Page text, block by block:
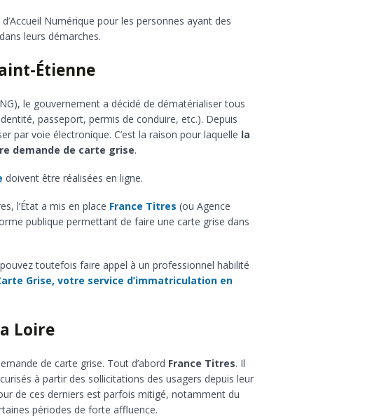
Numérique pour les personnes ayant des
leurs démarches.
Étienne
le gouvernement a décidé de dématérialiser tous
passeport, permis de conduire, etc.). Depuis
par voie électronique. C’est la raison pour laquelle la
demande de carte grise.
doivent être réalisées en ligne.
l’État a mis en place France Titres (ou Agence
publique permettant de faire une carte grise dans
toutefois faire appel à un professionnel habilité
Grise, votre service d’immatriculation en
Loire
de carte grise. Tout d’abord France Titres. Il
à partir des sollicitations des usagers depuis leur
de ces derniers est parfois mitigé, notamment du
périodes de forte affluence.